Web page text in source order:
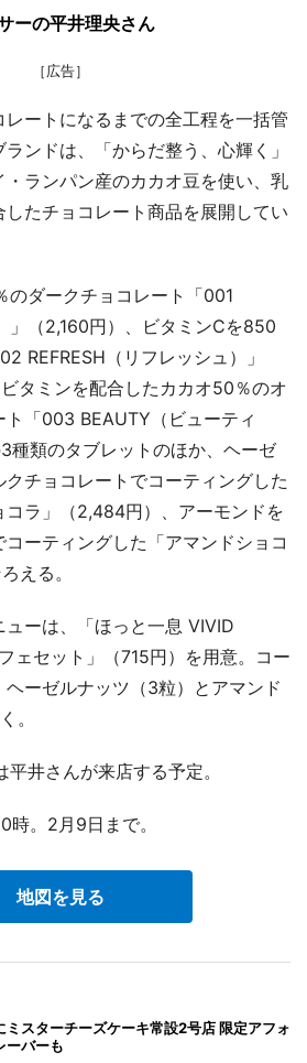
ーの平井理央さん
［広告］
ートになるまでの全工程を一括管
ンドは、「からだ整う、心輝く」
・ランパン産のカカオ豆を使い、乳
たチョコレート商品を展開してい
ダークチョコレート「001
」（2,160円）、ビタミンCを850
REFRESH（リフレッシュ）」
タミンを配合したカカオ50％のオ
「003 BEAUTY（ビューティ
種類のタブレットのほか、ヘーゼ
チョコレートでコーティングした
コラ」（2,484円）、アーモンドを
ーティングした「アマンドショコ
える。
ーは、「ほっと一息 VIVID
ェセット」（715円）を用意。コー
ヘーゼルナッツ（3粒）とアマンド
。
井さんが来店する予定。
。2月9日まで。
地図を見る
ミスターチーズケーキ常設2号店 限定アフォ
ーバーも